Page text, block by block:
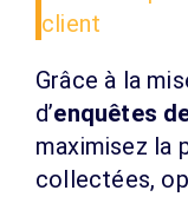
client
Grâce à la
d’enquêtes
maximisez la
collectées,